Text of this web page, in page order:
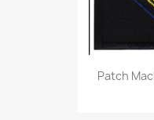
Patch